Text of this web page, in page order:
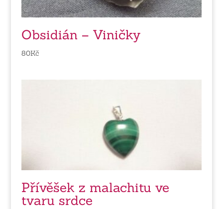
Obsidián – Viničky
80Kč
Přívěšek z malachitu ve
tvaru srdce